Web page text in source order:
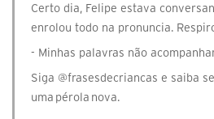
Certo dia, Felipe estava
enrolou todo na pronuncia.
- Minhas palavras não
Siga @frasesdecriancas e saiba
uma pérola nova.